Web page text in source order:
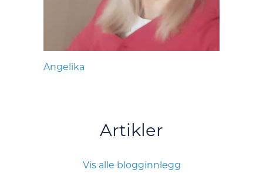
Angelika
Artikler
Vis alle blogginnlegg